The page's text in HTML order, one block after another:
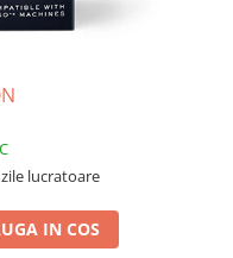
zile lucratoare
IN COS